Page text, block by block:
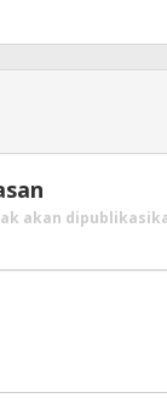
akan